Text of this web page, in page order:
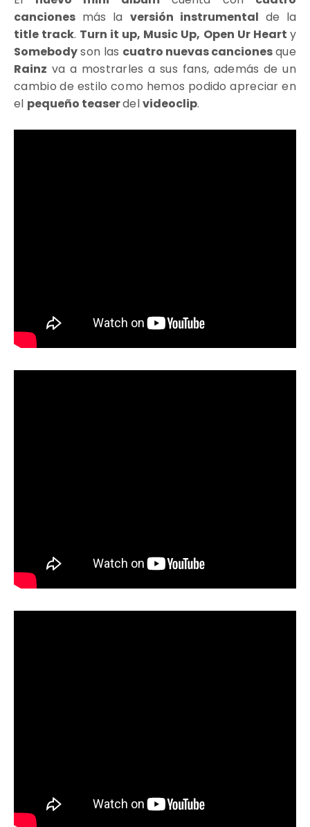
canciones más la versión instrumental de la
title track. Turn it up, Music Up, Open Ur Heart y
Somebodyson las cuatro nuevas cancionesque
Rainz va a mostrarles a sus fans, además de un
cambio de estilo como hemos podido apreciar en
el pequeño teaserdelvideoclip.